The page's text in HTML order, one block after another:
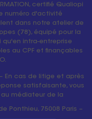
certifié Qualiopi
numéro d'activité
dans notre atelier de
(78), équipé pour la
qu'en intra-entreprise
au CPF et finançables
En cas de litige et après
satisfaisante, vous
médiateur de la
Ponthieu, 75008 Paris –